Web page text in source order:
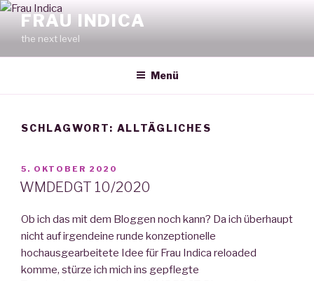
Zum
Inhalt
springen
FRAU INDICA
the next level
Menü
SCHLAGWORT: ALLTÄGLICHES
VERÖFFENTLICHT
AM
5. OKTOBER 2020
WMDEDGT 10/2020
Ob ich das mit dem Bloggen noch kann? Da ich überhaupt
nicht auf irgendeine runde konzeptionelle
hochausgearbeitete Idee für Frau Indica reloaded
komme, stürze ich mich ins gepflegte